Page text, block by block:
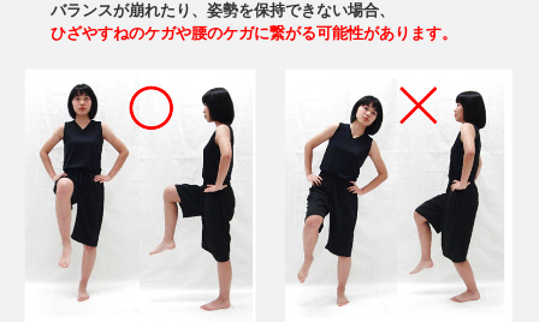
バランスが崩れたり、姿勢を保持できない場合、
ひざやすねのケガや腰のケガに繋がる可能性があります。